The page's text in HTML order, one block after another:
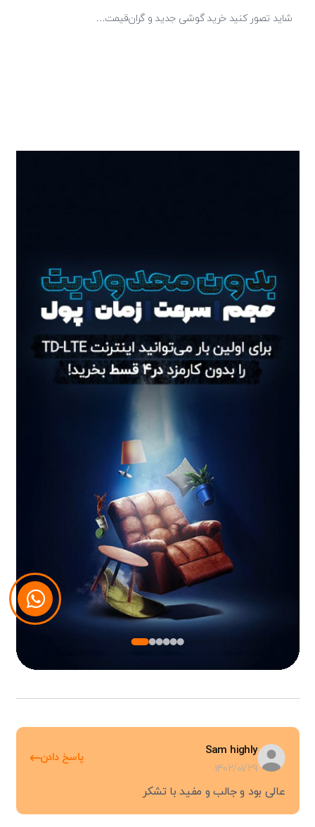
شاید تصور کنید خرید گوشی جدید و گران‌قیمت…
Sam highly
1402/01/29
پاسخ دادن
عالی بود و جالب و مفید با تشکر